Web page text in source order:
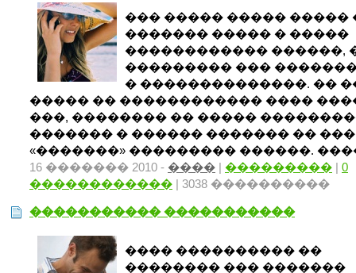
��� ����� ����� �����
������� ����� � �����
������������ ������,
��������� ���
� ��������������. ��
����� �� ������������ ����
���, �������� �� �����
������� � ������ ������� �� ���
«�������» ��������� ������.
16 ������� 2010 - ���� | ��������� | 0
������������ | 3038 ����������
����������� �����������
���� ���������� ��
�������� ��� �������